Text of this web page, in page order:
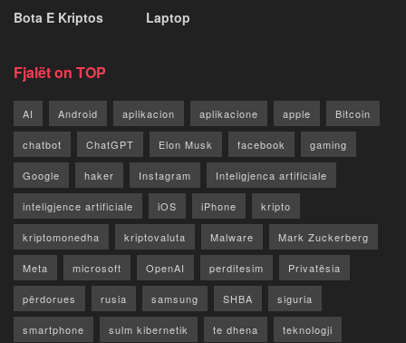
Bota E Kriptos
Laptop
Fjalët on TOP
AI Android aplikacion aplikacione apple Bitcoin
chatbot ChatGPT Elon Musk facebook gaming
Google haker Instagram Inteligjenca artificiale
inteligjence artificiale iOS iPhone kripto
kriptomonedha kriptovaluta Malware Mark Zuckerberg
Meta microsoft OpenAI perditesim Privatësia
përdorues rusia samsung SHBA siguria
smartphone sulm kibernetik te dhena teknologji